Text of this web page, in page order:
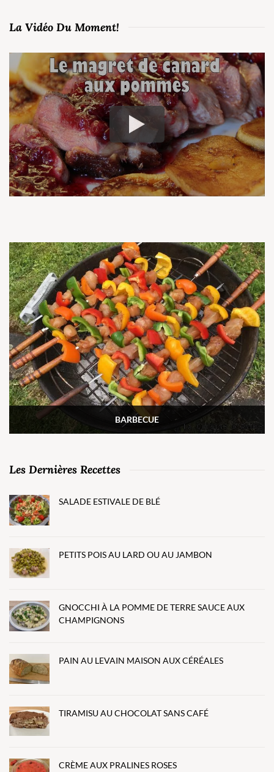
La Vidéo Du Moment!
BARBECUE
Les Dernières Recettes
SALADE ESTIVALE DE BLÉ
PETITS POIS AU LARD OU AU JAMBON
GNOCCHI À LA POMME DE TERRE SAUCE AUX
CHAMPIGNONS
PAIN AU LEVAIN MAISON AUX CÉRÉALES
TIRAMISU AU CHOCOLAT SANS CAFÉ
CRÈME AUX PRALINES ROSES